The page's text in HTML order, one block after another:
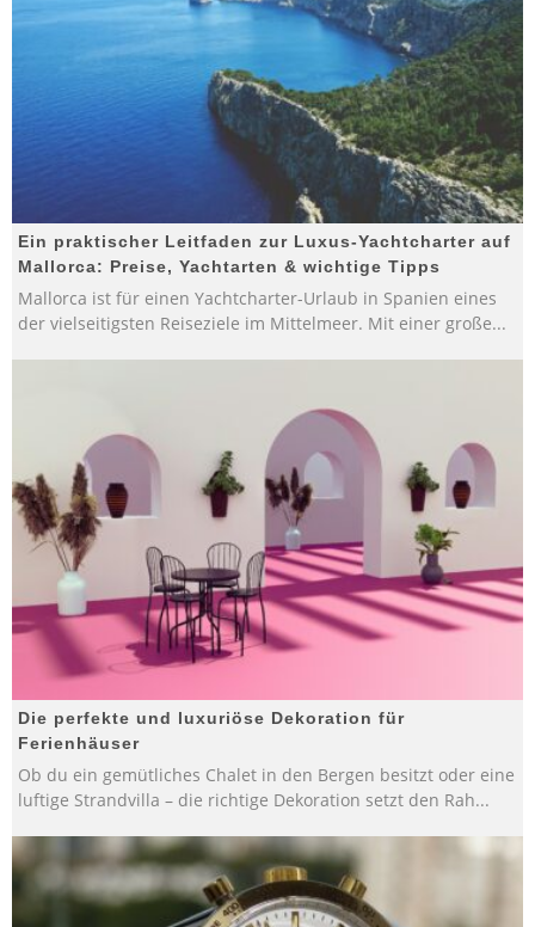
Ein praktischer Leitfaden zur Luxus-Yachtcharter auf
Mallorca: Preise, Yachtarten & wichtige Tipps
Mallorca ist für einen Yachtcharter-Urlaub in Spanien eines
der vielseitigsten Reiseziele im Mittelmeer. Mit einer große...
Die perfekte und luxuriöse Dekoration für
Ferienhäuser
Ob du ein gemütliches Chalet in den Bergen besitzt oder eine
luftige Strandvilla – die richtige Dekoration setzt den Rah...